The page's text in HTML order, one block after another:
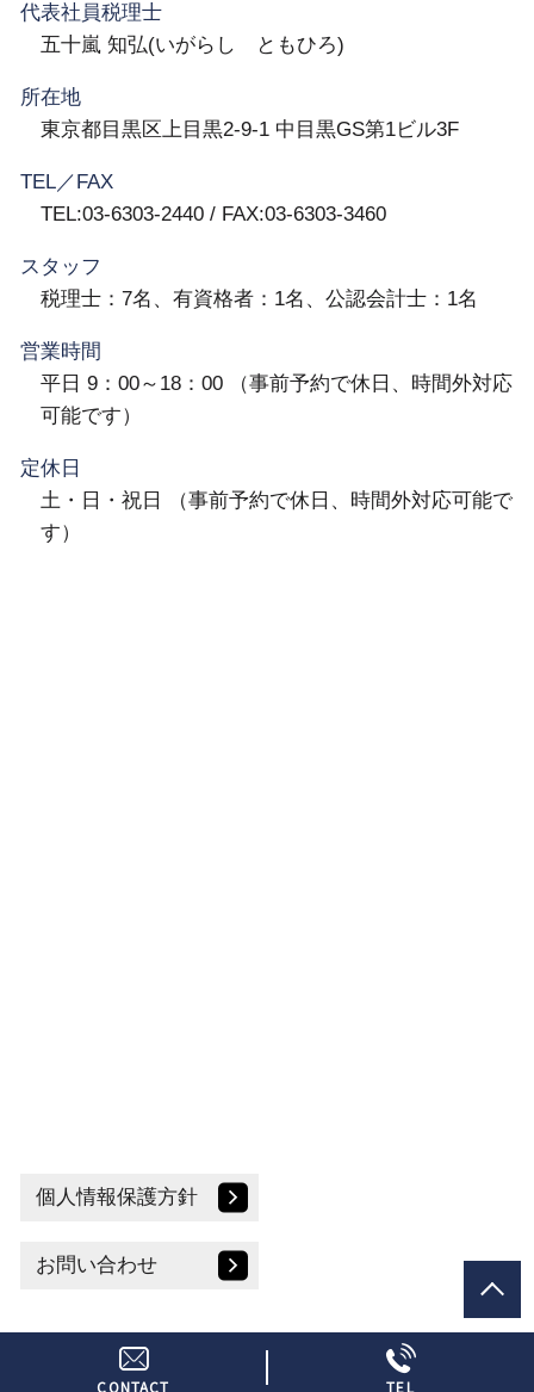
代表社員税理士
五十嵐 知弘(いがらし ともひろ)
所在地
東京都目黒区上目黒2-9-1 中目黒GS第1ビル3F
TEL／FAX
TEL:03-6303-2440 / FAX:03-6303-3460
スタッフ
税理士：7名、有資格者：1名、公認会計士：1名
営業時間
平日 9：00～18：00 （事前予約で休日、時間外対応
可能です）
定休日
土・日・祝日 （事前予約で休日、時間外対応可能で
す）
個人情報保護方針
お問い合わせ